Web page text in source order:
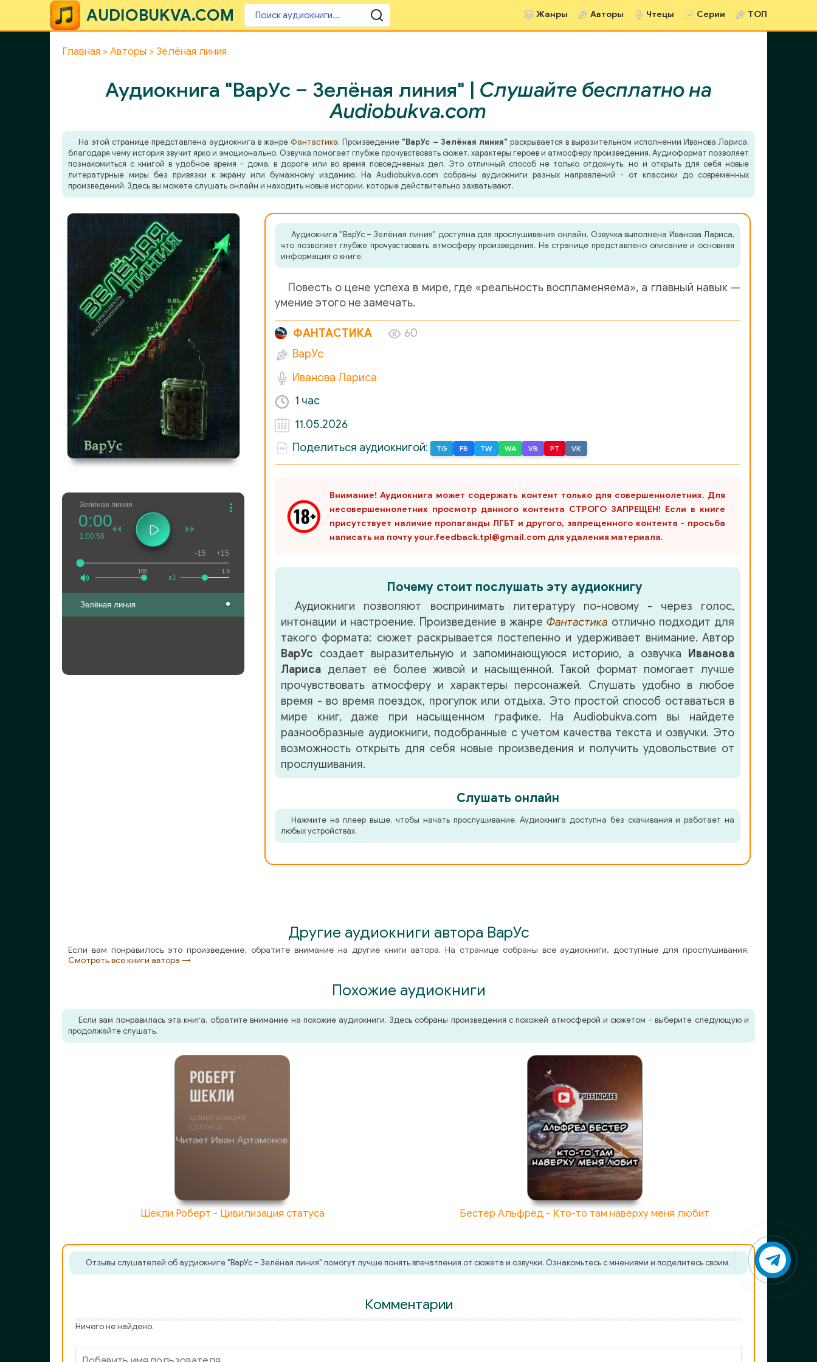
AUDIOBUKVA.COM Жанры Авторы Чтецы Серии ТОП
Главная Авторы Зелёная линия
Аудиокнига "ВарУс – Зелёная линия" | Слушайте бесплатно на
Audiobukva.com
На этой странице представлена аудиокнига в жанреФантастика. Произведение "ВарУс – Зелёная линия" раскрывается в выразительном исполнении Иванова Лариса,
благодаря чему история звучит ярко и эмоционально. Озвучка помогает глубже прочувствовать сюжет, характеры героев и атмосферу произведения. Аудиоформат позволяет
познакомиться с книгой в удобное время - дома, в дороге или во время повседневных дел. Это отличный способ не только отдохнуть, но и открыть для себя новые
литературные миры без привязки к экрану или бумажному изданию. На Audiobukva.com собраны аудиокниги разных направлений - от классики до современных
произведений. Здесь вы можете слушать онлайн и находить новые истории, которые действительно захватывают.
Зелёная линия
100
0:00
1:00:58
1.0
x1
-15 +15
Зелёная линия
Аудиокнига "ВарУс – Зелёная линия" доступна для прослушивания онлайн. Озвучка выполнена Иванова Лариса,
что позволяет глубже прочувствовать атмосферу произведения. На странице представлено описание и основная
информация о книге.
Повесть о цене успеха в мире, где «реальность воспламеняема», а главный навык —
умение этого не замечать.
ФАНТАСТИКА
60
ВарУс
Иванова Лариса
1 час
11.05.2026
Поделиться аудиокнигой:
TG FB TW WA VB PT VK
Внимание! Аудиокнига может содержать контент только для совершеннолетних. Для
несовершеннолетних просмотр данного контента СТРОГО ЗАПРЕЩЕН! Если в книге
присутствует наличие пропаганды ЛГБТ и другого, запрещенного контента - просьба
написать на почту your.feedback.tpl@gmail.com для удаления материала.
Почему стоит послушать эту аудиокнигу
Аудиокниги позволяют воспринимать литературу по-новому - через голос,
интонации и настроение. Произведение в жанре Фантастика отлично подходит для
такого формата: сюжет раскрывается постепенно и удерживает внимание. Автор
ВарУс создает выразительную и запоминающуюся историю, а озвучка
Иванова
Лариса делает её более живой и насыщенной. Такой формат помогает лучше
прочувствовать атмосферу и характеры персонажей. Слушать удобно в любое
время - во время поездок, прогулок или отдыха. Это простой способ оставаться в
мире книг, даже при насыщенном графике. На Audiobukva.com вы найдете
разнообразные аудиокниги, подобранные с учетом качества текста и озвучки. Это
возможность открыть для себя новые произведения и получить удовольствие от
прослушивания.
Слушать онлайн
Нажмите на плеер выше, чтобы начать прослушивание. Аудиокнига доступна без скачивания и работает на
любых устройствах.
Другие аудиокниги автора ВарУс
Если вам понравилось это произведение, обратите внимание на другие книги автора. На странице собраны все аудиокниги, доступные для прослушивания.
Смотреть все книги автора →
Похожие аудиокниги
Если вам понравилась эта книга, обратите внимание на похожие аудиокниги. Здесь собраны произведения с похожей атмосферой и сюжетом - выберите следующую и
продолжайте слушать.
Шекли Роберт - Цивилизация статуса Бестер Альфред - Кто-то там наверху меня любит
Отзывы слушателей об аудиокниге "ВарУс – Зелёная линия" помогут лучше понять впечатления от сюжета и озвучки. Ознакомьтесь с мнениями и поделитесь своим.
Комментарии
Ничего не найдено.